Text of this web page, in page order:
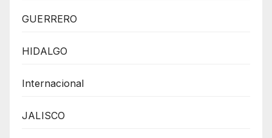
GUERRERO
HIDALGO
Internacional
JALISCO